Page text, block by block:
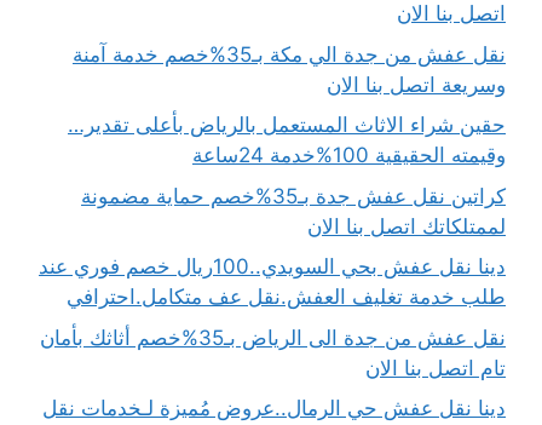
اتصل بنا الان
نقل عفش من جدة الي مكة بـ35%خصم خدمة آمنة
وسريعة اتصل بنا الان
حقين شراء الاثاث المستعمل بالرياض بأعلى تقدير…
وقيمته الحقيقية 100%خدمة 24ساعة
كراتين نقل عفش جدة بـ35%خصم حماية مضمونة
لممتلكاتك اتصل بنا الان
دينا نقل عفش بحي السويدي..100ريال خصم فوري عند
طلب خدمة تغليف العفش.نقل عف متكامل.احترافي
نقل عفش من جدة الى الرياض بـ35%خصم أثاثك بأمان
تام اتصل بنا الان
دينا نقل عفش حي الرمال..عروض مُميزة لـخدمات نقل